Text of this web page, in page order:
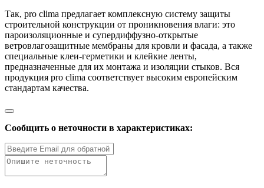
Так, pro clima предлагает комплексную систему защиты
строительной конструкции от проникновения влаги: это
пароизоляционные и супердиффузно-открытые
ветровлагозащитные мембраны для кровли и фасада, а также
специальные клеи-герметики и клейкие ленты,
предназначенные для их монтажа и изоляции стыков. Вся
продукция pro clima соответствует высоким европейским
стандартам качества.
Сообщить о неточности в характеристиках: